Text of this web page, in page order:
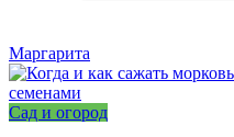
Маргарита
Сад и огород